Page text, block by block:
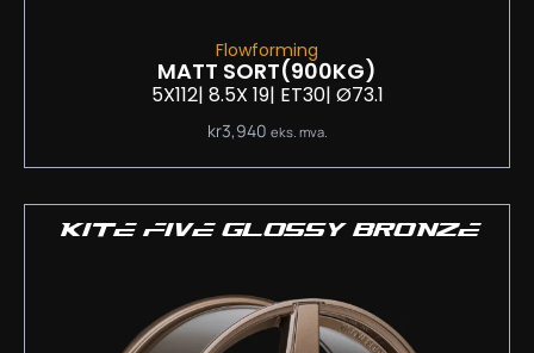
Flowforming
MATT SORT(900KG)
5X112| 8.5X 19| ET30| Ø73.1
kr3,940 eks. mva.
KITE FIVE GLOSSY BRONZE